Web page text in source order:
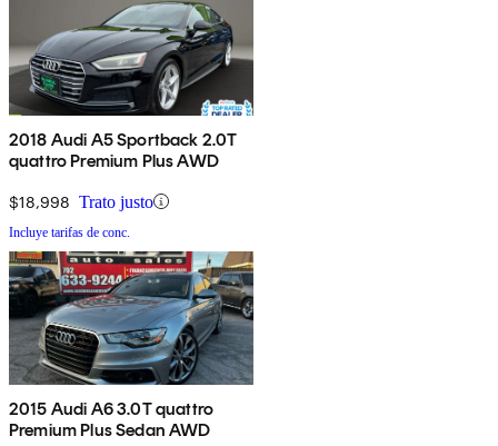
2018 Audi A5 Sportback 2.0T
quattro Premium Plus AWD
$18,998 Trato justo
Incluye tarifas de conc.
2015 Audi A6 3.0T quattro
Premium Plus Sedan AWD